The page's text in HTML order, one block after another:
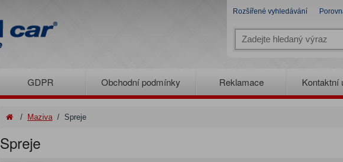
Rozšířené vyhledávání
GDPR Obchodní podmínky Reklamace Kontaktní
/ Maziva/ Spreje
Spreje